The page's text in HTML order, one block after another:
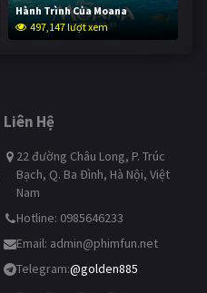
Hành Trình Của Moana
497,147 lượt xem
Liên Hệ
22 đường Châu Long, P. Trúc
Bạch, Q. Ba Đình, Hà Nội, Việt
Nam
Hotline: 0985646233
Email: admin@phimfun.net
Telegram:@golden885